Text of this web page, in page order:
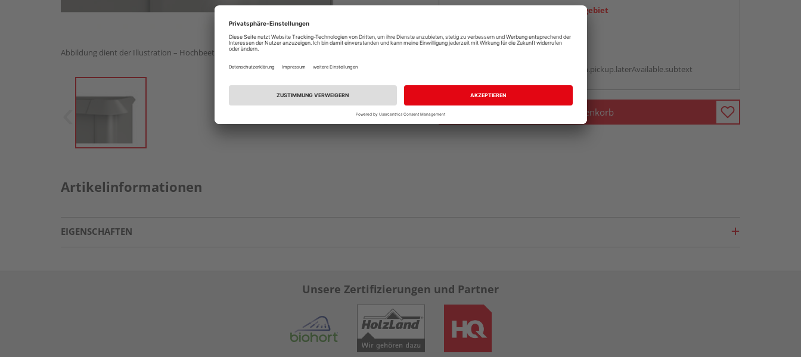
Abbildung dient der Illustration – Hochbeet nicht im Lieferumfang enthalten.
Ihr Standort ist nicht im Liefergebiet
Beim Händler abholen
vue.ads.priceMerchantBox.option.pickup.laterAvailable.subtext
In den Warenkorb
Artikelinformationen
EIGENSCHAFTEN
Unsere Zertifizierungen und Partner